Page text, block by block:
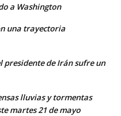
a Washington
una trayectoria
de Irán sufre un
lluvias y tormentas
martes 21 de mayo